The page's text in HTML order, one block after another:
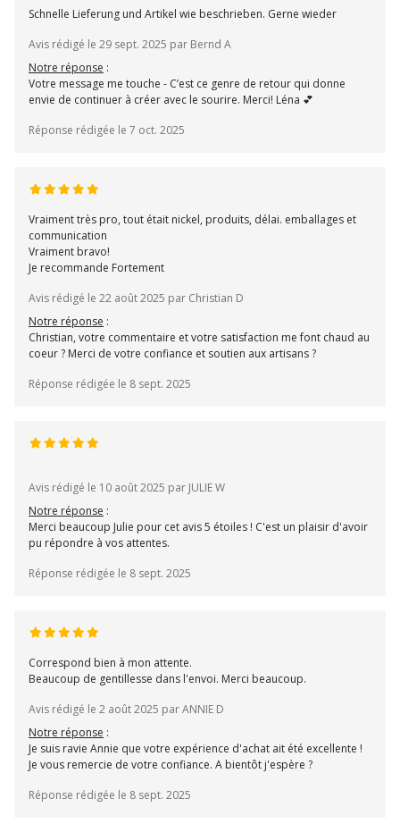
Schnelle Lieferung und Artikel wie beschrieben. Gerne wieder
Avis rédigé le 29 sept. 2025 par Bernd A
Notre réponse :
Votre message me touche - C’est ce genre de retour qui donne
envie de continuer à créer avec le sourire. Merci! Léna 💕
Réponse rédigée le 7 oct. 2025
Vraiment très pro, tout était nickel, produits, délai. emballages et
communication
Vraiment bravo!
Je recommande Fortement
Avis rédigé le 22 août 2025 par Christian D
Notre réponse :
Christian, votre commentaire et votre satisfaction me font chaud au
coeur ? Merci de votre confiance et soutien aux artisans ?
Réponse rédigée le 8 sept. 2025
Avis rédigé le 10 août 2025 par JULIE W
Notre réponse :
Merci beaucoup Julie pour cet avis 5 étoiles ! C'est un plaisir d'avoir
pu répondre à vos attentes.
Réponse rédigée le 8 sept. 2025
Correspond bien à mon attente.
Beaucoup de gentillesse dans l'envoi. Merci beaucoup.
Avis rédigé le 2 août 2025 par ANNIE D
Notre réponse :
Je suis ravie Annie que votre expérience d'achat ait été excellente !
Je vous remercie de votre confiance. A bientôt j'espère ?
Réponse rédigée le 8 sept. 2025